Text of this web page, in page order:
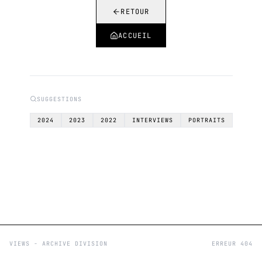
RETOUR
ACCUEIL
SUGGESTIONS
2024 2023 2022 INTERVIEWS PORTRAITS
VIEWS - ARCHIVE DIVISION ERREUR 404